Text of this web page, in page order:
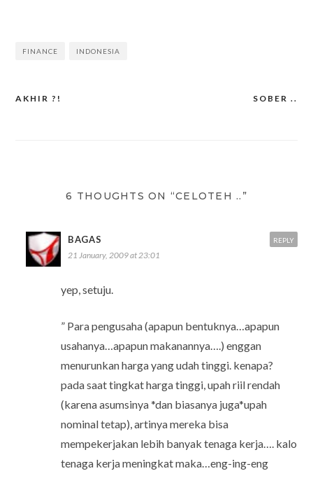
FINANCE INDONESIA
Post
SOBER ..
AKHIR ?!
6 THOUGHTS ON “CELOTEH ..”
BAGAS
21 January, 2009 at 23:01
yep, setuju.
” Para pengusaha (apapun bentuknya…apapun
usahanya…apapun makanannya….) enggan
menurunkan harga yang udah tinggi. kenapa?
pada saat tingkat harga tinggi, upah riil rendah
(karena asumsinya *dan biasanya juga*upah
nominal tetap), artinya mereka bisa
mempekerjakan lebih banyak tenaga kerja…. kalo
tenaga kerja meningkat maka…eng-ing-eng
REPLY